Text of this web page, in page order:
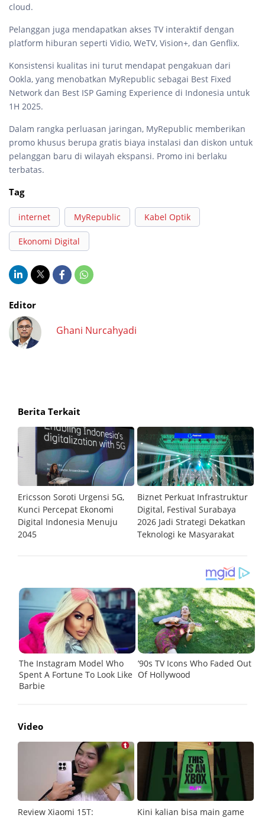
cloud.
Pelanggan juga mendapatkan akses TV interaktif dengan
platform hiburan seperti Vidio, WeTV, Vision+, dan Genflix.
Konsistensi kualitas ini turut mendapat pengakuan dari
Ookla, yang menobatkan MyRepublic sebagai Best Fixed
Network dan Best ISP Gaming Experience di Indonesia untuk
1H 2025.
Dalam rangka perluasan jaringan, MyRepublic memberikan
promo khusus berupa gratis biaya instalasi dan diskon untuk
pelanggan baru di wilayah ekspansi. Promo ini berlaku
terbatas.
Tag
internet MyRepublic Kabel Optik
Ekonomi Digital
Editor
Ghani Nurcahyadi
Berita Terkait
Ericsson Soroti Urgensi 5G,
Kunci Percepat Ekonomi
Digital Indonesia Menuju
2045
Biznet Perkuat Infrastruktur
Digital, Festival Surabaya
2026 Jadi Strategi Dekatkan
Teknologi ke Masyarakat
Video
Review Xiaomi 15T:
Kini kalian bisa main game